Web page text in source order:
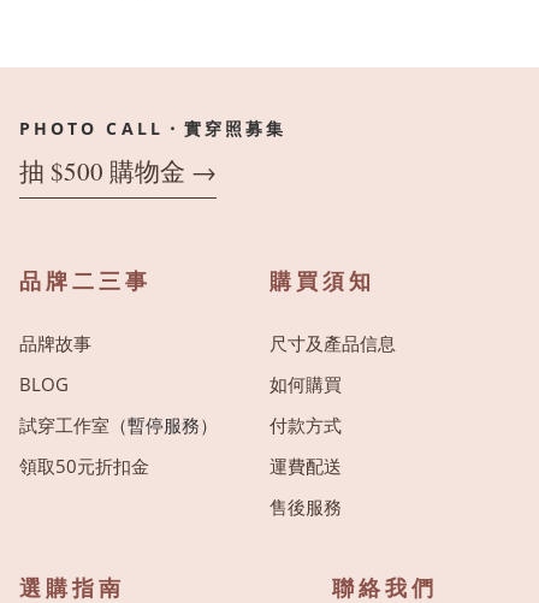
PHOTO CALL・實穿照募集
抽 $500 購物金 →
品牌二三事
品牌故事
BLOG
試穿工作室 （暫停服務）
領取50元折扣金
購買須知
尺寸及產品信息
如何購買
付款方式
運費配送
售後服務
選購指南 聯絡我們